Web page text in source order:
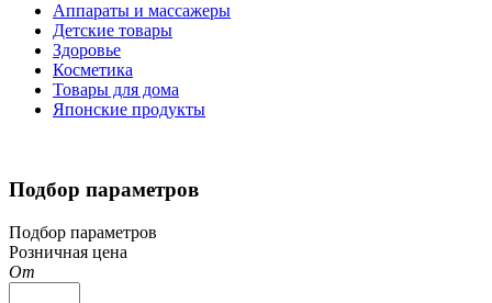
Аппараты и массажеры
Детские товары
Здоровье
Косметика
Товары для дома
Японские продукты
Подбор параметров
Подбор параметров
Розничная цена
От